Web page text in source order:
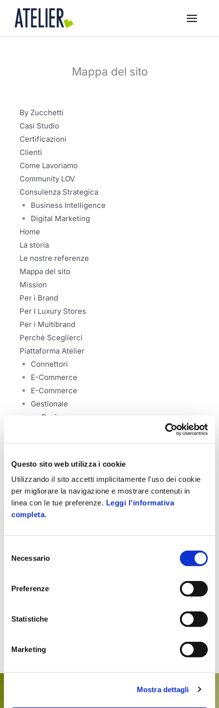
Questo sito web utilizza i cookie
Utilizzando il sito accetti implicitamente l'uso dei cookie
per migliorare la navigazione e mostrare contenuti in
linea con le tue preferenze. Leggi l'informativa
completa.
delNecessario
Preferenze
Statistiche
Marketing
Mostra dettagli
contenuto
Mappa del sito
By Zucchetti
Casi Studio
Certificazioni
Clienti
Come Lavoriamo
Community LOV
Consulenza Strategica
Business Intelligence
Digital Marketing
Home
La storia
Le nostre referenze
Mappa del sito
Mission
Per i Brand
Per I Luxury Stores
Per i Multibrand
Perchè Sceglierci
Piattaforma Atelier
Connettori
E-Commerce
E-Commerce
Gestionale
Buying
DIWA
PIM
La Soluzione
Marketplace
Omnichannel
Strategia in tempo reale
Una Dashboard tanti canali
Soluzioni Su Misura
APP